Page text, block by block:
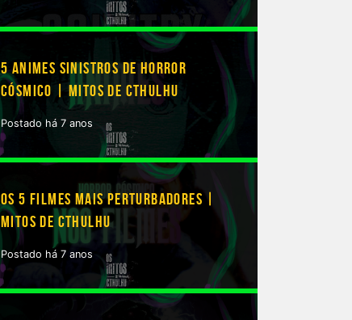
5 ANIMES SINISTROS DE HORROR
CÓSMICO | MITOS DE CTHULHU
Postado há 7 anos
OS 5 FILMES MAIS PERTURBADORES |
MITOS DE CTHULHU
Postado há 7 anos